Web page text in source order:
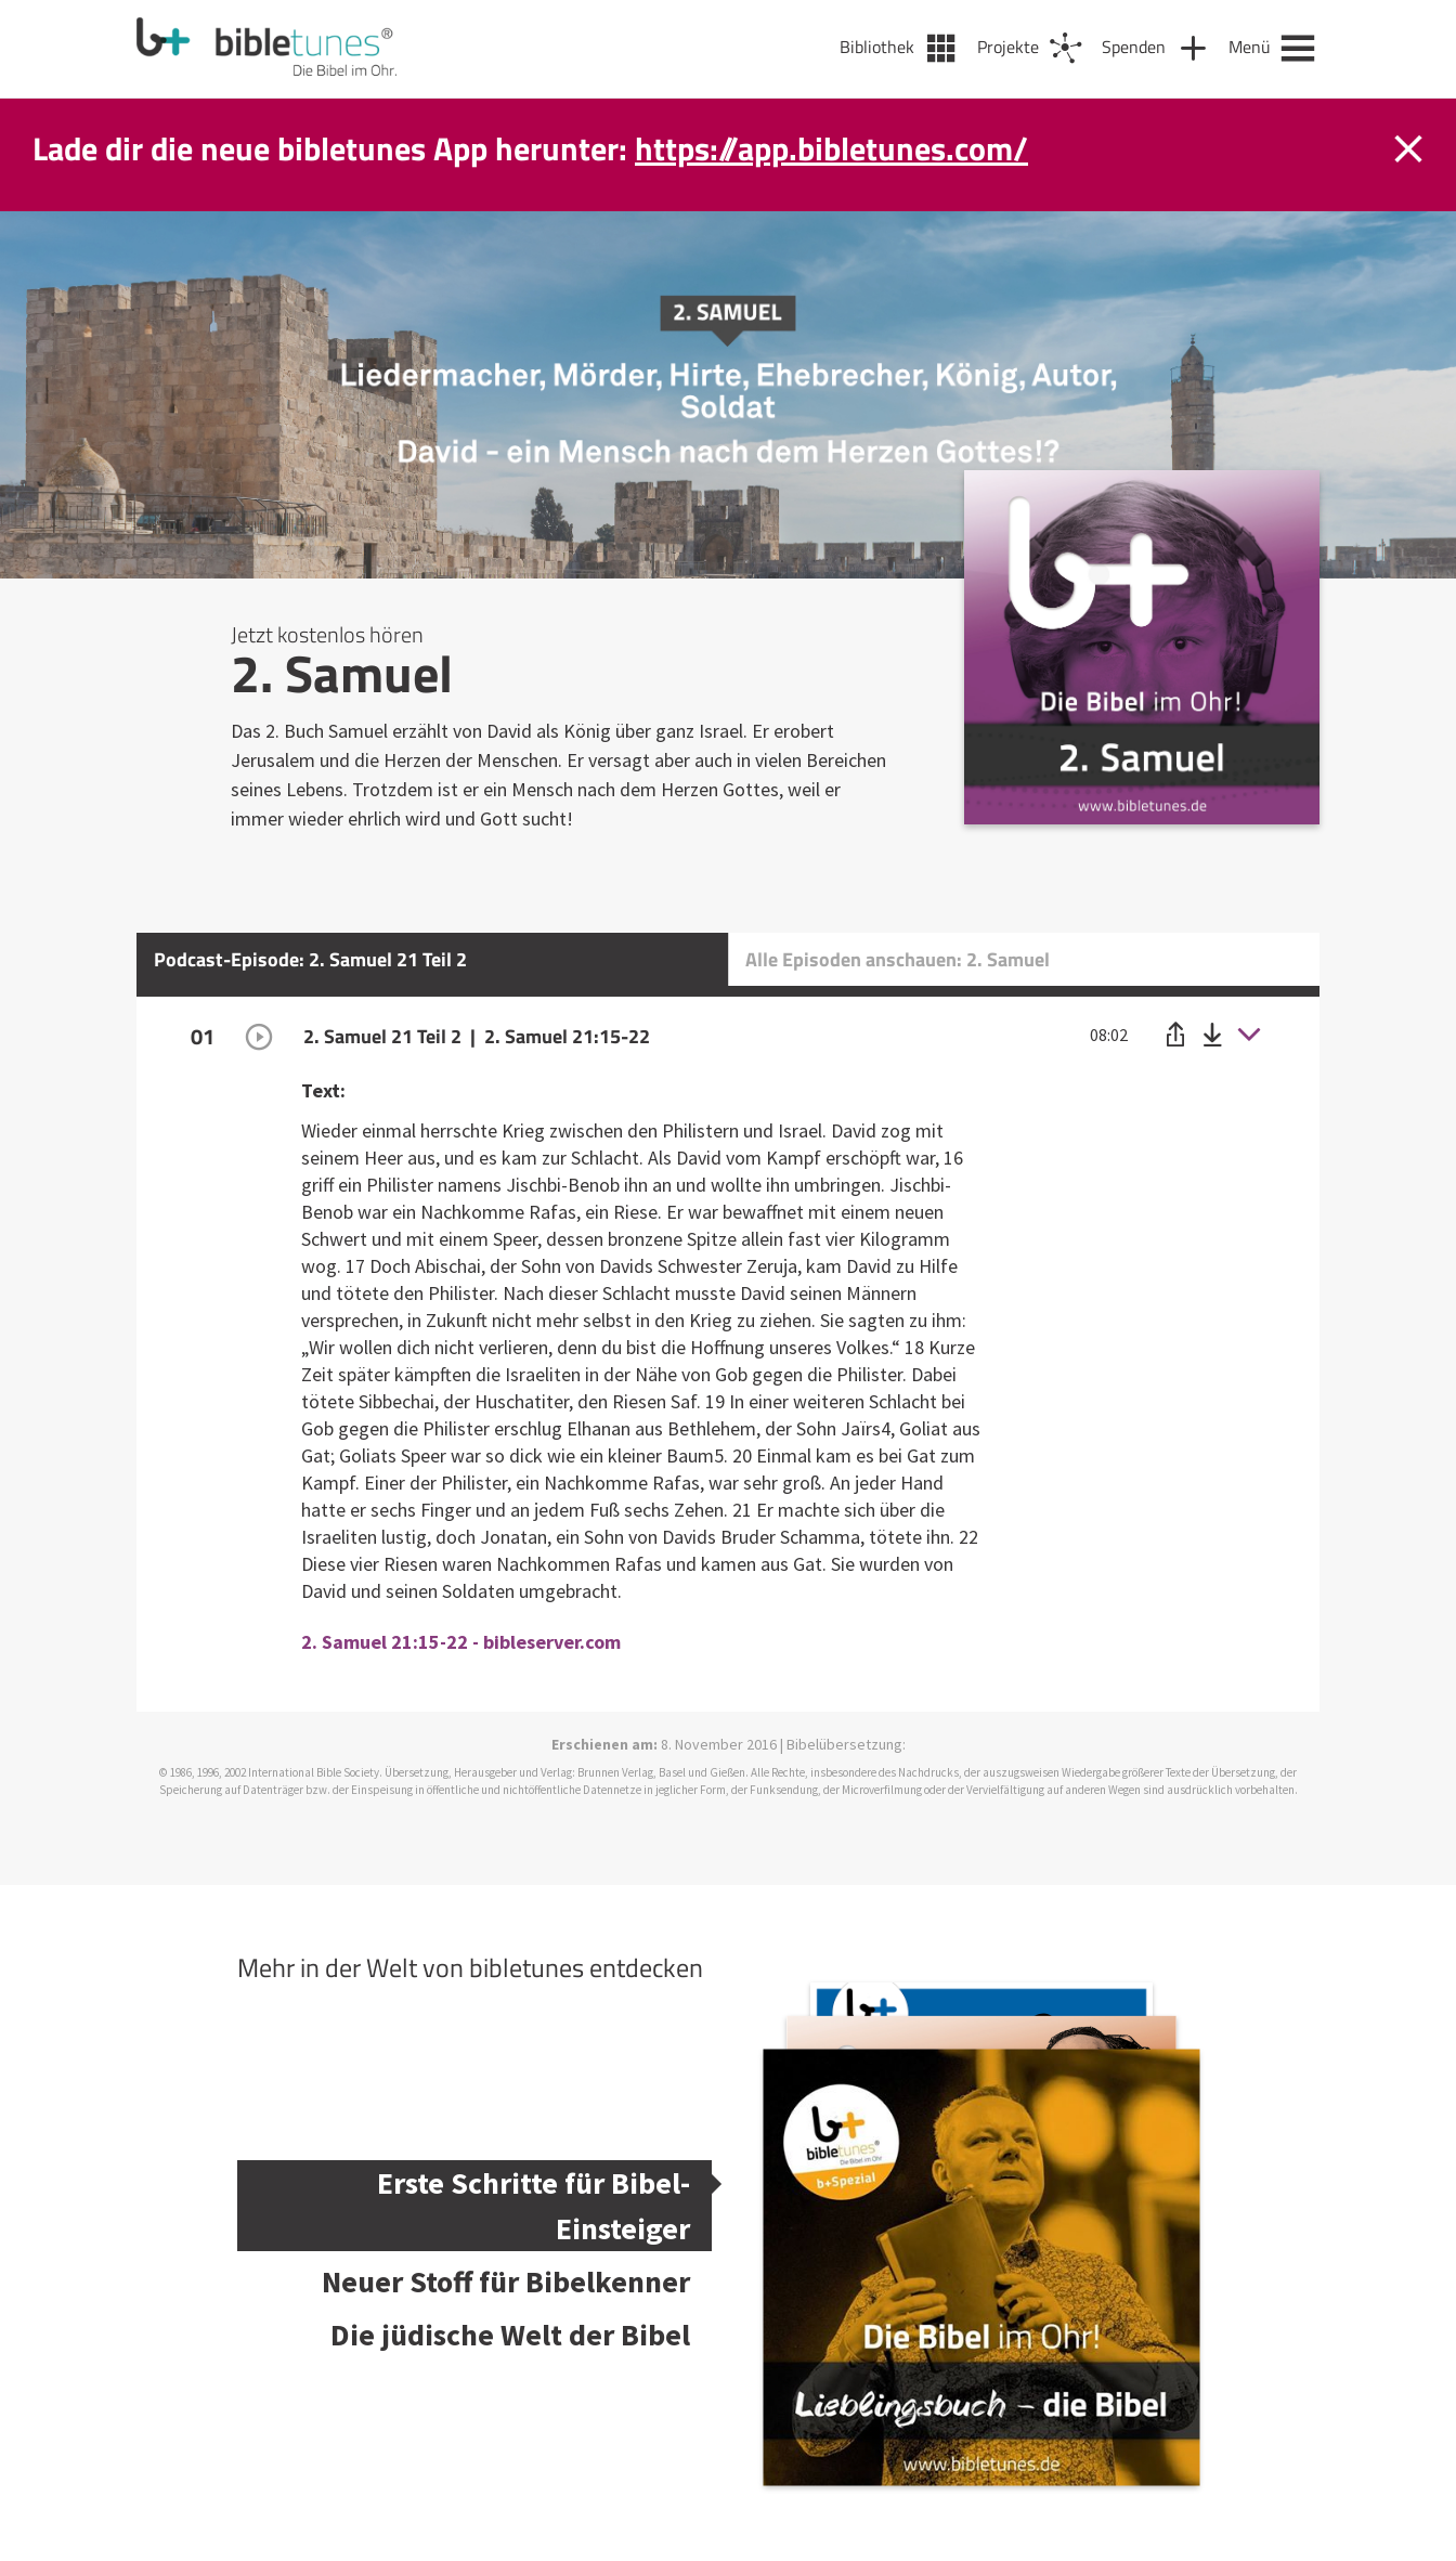
Bibliothek Projekte Spenden Menü
Lade dir die neue bibletunes App herunter: https://app.bibletunes.com/
Jetzt kostenlos hören
2. Samuel
Das 2. Buch Samuel erzählt von David als König über ganz Israel. Er erobert
Jerusalem und die Herzen der Menschen. Er versagt aber auch in vielen Bereichen
seines Lebens. Trotzdem ist er ein Mensch nach dem Herzen Gottes, weil er
immer wieder ehrlich wird und Gott sucht!
Podcast-Episode: 2. Samuel 21 Teil 2 Alle Episoden anschauen: 2. Samuel
01 2. Samuel 21 Teil 2 | 2. Samuel 21:15-22 08:02
Text:
Wieder einmal herrschte Krieg zwischen den Philistern und Israel. David zog mit
seinem Heer aus, und es kam zur Schlacht. Als David vom Kampf erschöpft war, 16
griff ein Philister namens Jischbi-Benob ihn an und wollte ihn umbringen. Jischbi-
Benob war ein Nachkomme Rafas, ein Riese. Er war bewaffnet mit einem neuen
Schwert und mit einem Speer, dessen bronzene Spitze allein fast vier Kilogramm
wog. 17 Doch Abischai, der Sohn von Davids Schwester Zeruja, kam David zu Hilfe
und tötete den Philister. Nach dieser Schlacht musste David seinen Männern
versprechen, in Zukunft nicht mehr selbst in den Krieg zu ziehen. Sie sagten zu ihm:
„Wir wollen dich nicht verlieren, denn du bist die Hoffnung unseres Volkes.“ 18 Kurze
Zeit später kämpften die Israeliten in der Nähe von Gob gegen die Philister. Dabei
tötete Sibbechai, der Huschatiter, den Riesen Saf. 19 In einer weiteren Schlacht bei
Gob gegen die Philister erschlug Elhanan aus Bethlehem, der Sohn Jaïrs4, Goliat aus
Gat; Goliats Speer war so dick wie ein kleiner Baum5. 20 Einmal kam es bei Gat zum
Kampf. Einer der Philister, ein Nachkomme Rafas, war sehr groß. An jeder Hand
hatte er sechs Finger und an jedem Fuß sechs Zehen. 21 Er machte sich über die
Israeliten lustig, doch Jonatan, ein Sohn von Davids Bruder Schamma, tötete ihn. 22
Diese vier Riesen waren Nachkommen Rafas und kamen aus Gat. Sie wurden von
David und seinen Soldaten umgebracht.
2. Samuel 21:15-22 - bibleserver.com
Erschienen am: 8. November 2016 | Bibelübersetzung:
© 1986, 1996, 2002 International Bible Society. Übersetzung, Herausgeber und Verlag: Brunnen Verlag, Basel und Gießen. Alle Rechte, insbesondere des Nachdrucks, der auszugsweisen Wiedergabe größerer Texte der Übersetzung, der
Speicherung auf Datenträger bzw. der Einspeisung in öffentliche und nichtöffentliche Datennetze in jeglicher Form, der Funksendung, der Microverfilmung oder der Vervielfältigung auf anderen Wegen sind ausdrücklich vorbehalten.
Mehr in der Welt von bibletunes entdecken
Erste Schritte für Bibel-
Einsteiger
Neuer Stoff für Bibelkenner
Die jüdische Welt der Bibel